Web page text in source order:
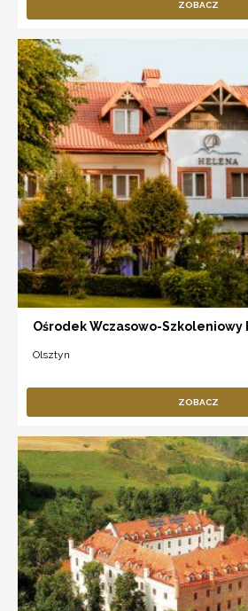
ZOBACZ
Ośrodek Wczasowo-Szkoleniowy
Olsztyn
ZOBACZ